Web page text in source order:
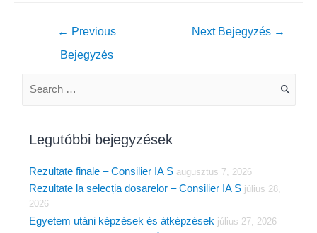
← Previous
Bejegyzés
Next Bejegyzés →
S
c
h
Legutóbbi bejegyzések
Rezultate finale – Consilier IA S augusztus 7, 2026
Rezultate la selecția dosarelor – Consilier IA S július 28,
2026
Egyetem utáni képzések és átképzések július 27, 2026